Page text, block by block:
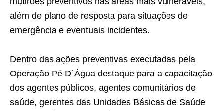
além de plano de resposta para situações de
emergência e eventuais incidentes.
Dentro das ações preventivas executadas pela
Operação Pé D´Água destaque para a capacitação
dos agentes públicos, agentes comunitários de
saúde, gerentes das Unidades Básicas de Saúde